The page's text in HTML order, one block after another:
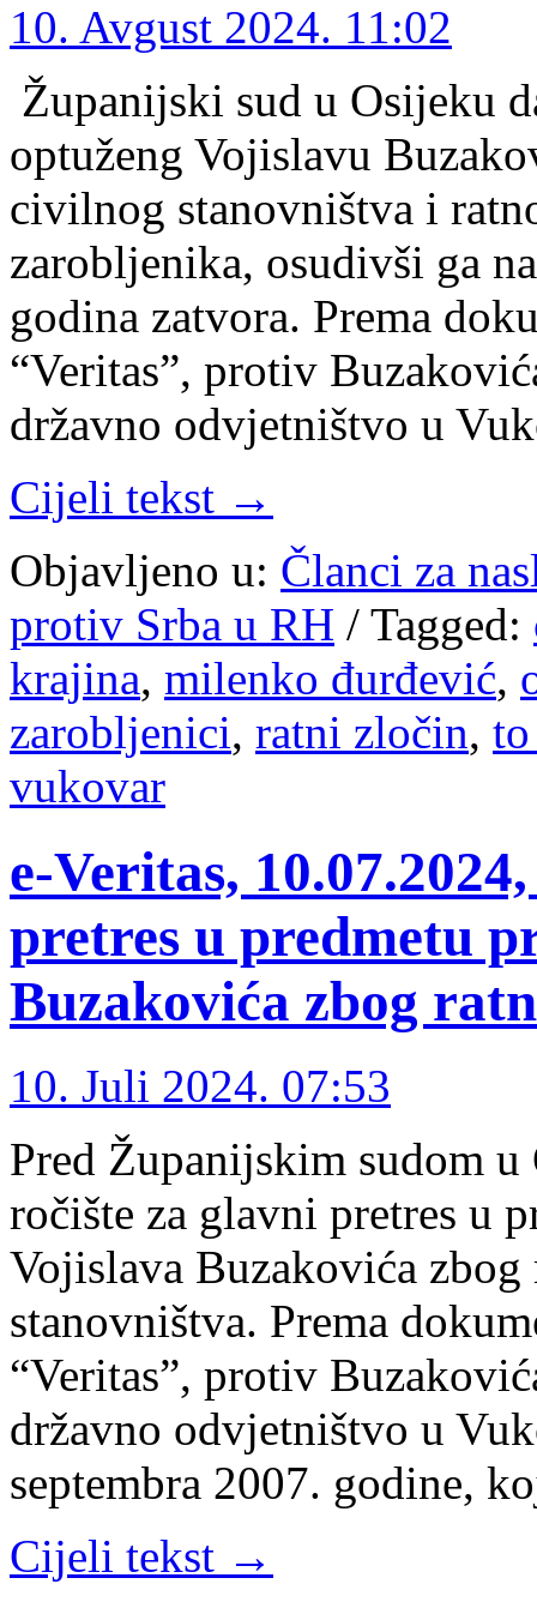
10. Avgust 2024. 11:02
Županijski sud u Osijeku
optuženg Vojislavu
civilnog stanovništva i
zarobljenika, osudivši ga
godina zatvora. Prema
“Veritas”, protiv
državno odvjetništvo u
Cijeli tekst →
Objavljeno u: Članci za
protiv Srba u RH / Tagged:
krajina, milenko đurđević,
zarobljenici, ratni zločin,
vukovar
e-Veritas,
pretres u predmetu
Buzakovića zbog
10. Juli 2024. 07:53
Pred Županijskim sudom u
ročište za glavni pretres u
Vojislava Buzakovića
stanovništva. Prema
“Veritas”, protiv
državno odvjetništvo u
septembra 2007. godine,
Cijeli tekst →